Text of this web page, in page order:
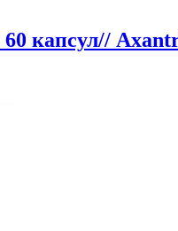
капсул//